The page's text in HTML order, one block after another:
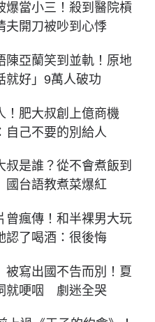
爆當小三！殺到醫院槓
開刀被吵到心悸
陳亞蘭笑到並軌！原地
就好」9萬人破功
！肥大叔創上億商機
自己不要的別給人
叔是誰？從不會煮飯到
台語教煮菜爆紅
曾瘋傳！和半裸男大玩
了喝酒：很後悔
被寫出國不告而別！夏
就哽咽 劇迷全哭